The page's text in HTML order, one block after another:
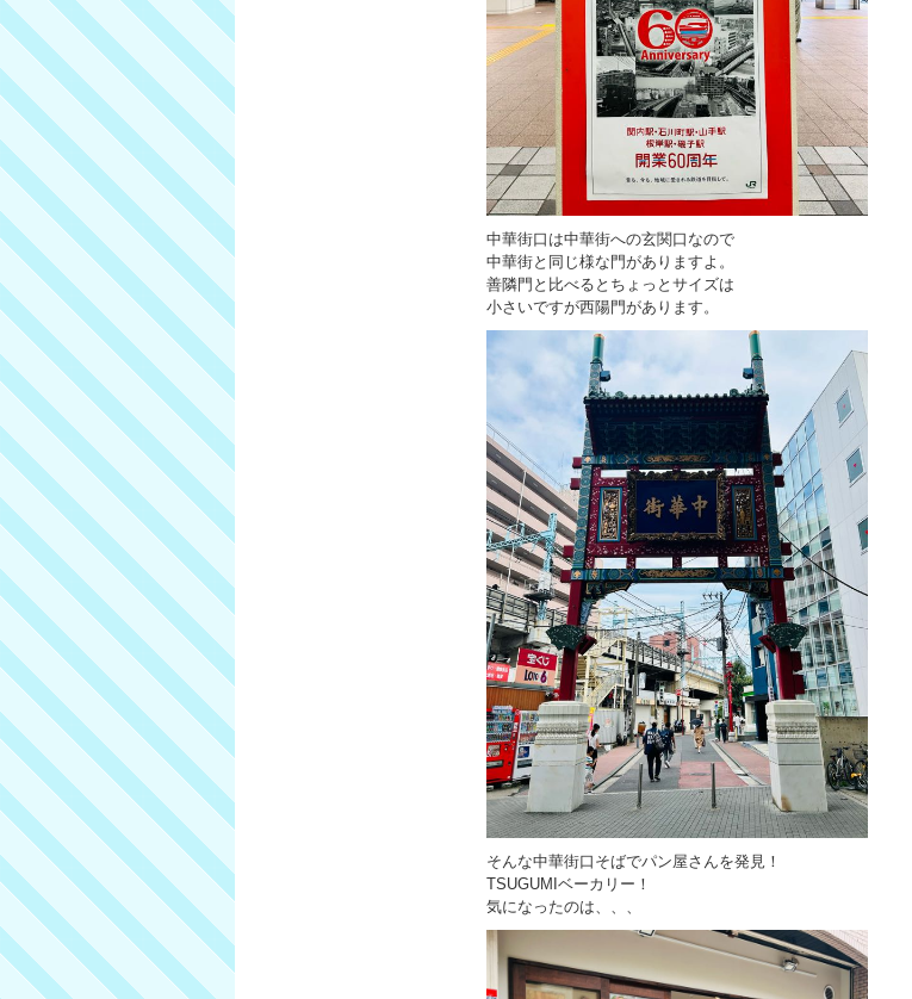
中華街口は中華街への玄関口なので
中華街と同じ様な門がありますよ。
善隣門と比べるとちょっとサイズは
小さいですが西陽門があります。
そんな中華街口そばでパン屋さんを発見！
TSUGUMIベーカリー！
気になったのは、、、